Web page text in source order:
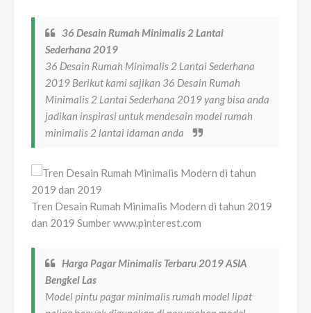
36 Desain Rumah Minimalis 2 Lantai
Sederhana 2019
36 Desain Rumah Minimalis 2 Lantai Sederhana
2019 Berikut kami sajikan 36 Desain Rumah
Minimalis 2 Lantai Sederhana 2019 yang bisa anda
jadikan inspirasi untuk mendesain model rumah
minimalis 2 lantai idaman anda
Tren Desain Rumah Minimalis Modern di tahun 2019
dan 2019 Sumber www.pinterest.com
Harga Pagar Minimalis Terbaru 2019 ASIA
Bengkel Las
Model pintu pagar minimalis rumah model lipat